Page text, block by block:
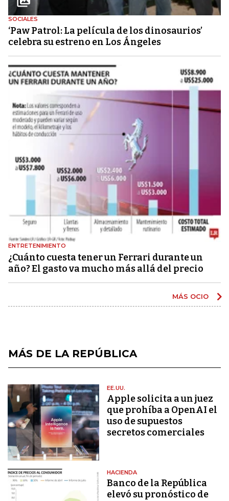
SOCIALES
‘Paw Patrol: La película de los dinosaurios’
celebra su estreno en Los Ángeles
ENTRETENIMIENTO
¿Cuánto cuesta tener un Ferrari durante un
año? El gasto va mucho más allá del precio
MÁS OCIO
MÁS DE LA REPÚBLICA
EE.UU.
Apple solicita a un juez
que prohíba a OpenAI el
uso de supuestos
secretos comerciales
HACIENDA
Banco de la República
elevó su pronóstico de